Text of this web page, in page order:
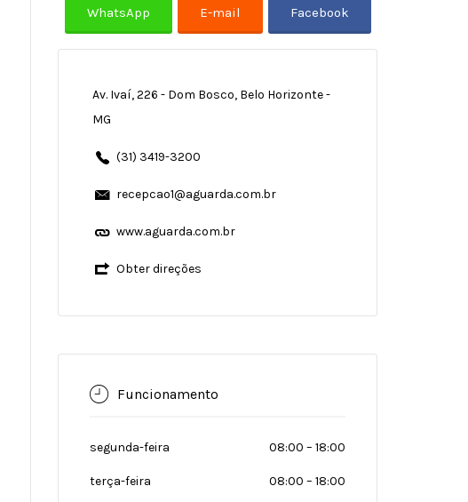
Av. Ivaí, 226 - Dom Bosco, Belo Horizonte -
MG
(31) 3419-3200
recepcao1@aguarda.com.br
www.aguarda.com.br
Obter direções
Funcionamento
segunda-feira 08:00 – 18:00
terça-feira 08:00 – 18:00